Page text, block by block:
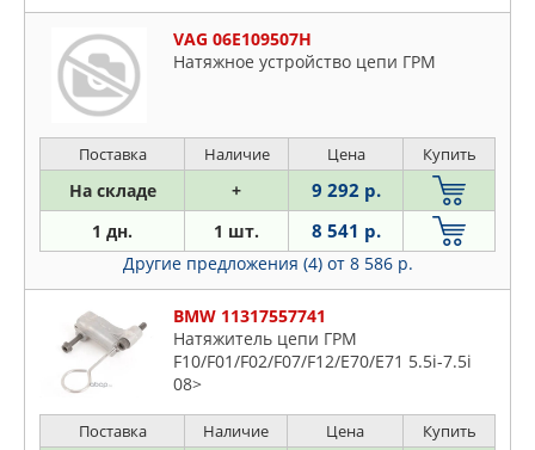
VAG 06E109507H
Натяжное устройство цепи ГРМ
Поставка Наличие Цена Купить
На складе + 9 292 р.
1 дн. 1 шт. 8 541 р.
Другие предложения (4) от 8 586 р.
BMW 11317557741
Натяжитель цепи ГРМ
F10/F01/F02/F07/F12/E70/E71 5.5i-7.5i
08>
Поставка Наличие Цена Купить